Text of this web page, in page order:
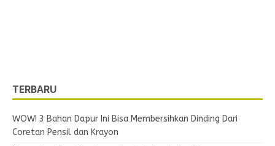
TERBARU
WOW! 3 Bahan Dapur Ini Bisa Membersihkan Dinding Dari
Coretan Pensil dan Krayon